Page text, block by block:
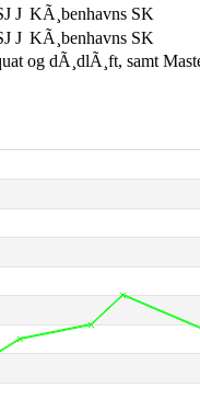
J KÃ¸benhavns SK
J KÃ¸benhavns SK
og dÃ¸dlÃ¸ft, samt